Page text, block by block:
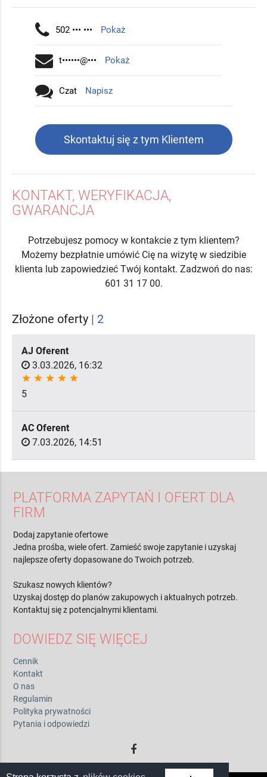
502 ••• ••• Pokaż
t••••••@••• Pokaż
Czat Napisz
Skontaktuj się z tym Klientem
KONTAKT, WERYFIKACJA,
GWARANCJA
Potrzebujesz pomocy w kontakcie z tym klientem?
Możemy bezpłatnie umówić Cię na wizytę w siedzibie
klienta lub zapowiedzieć Twój kontakt. Zadzwoń do nas:
601 31 17 00.
Złożone oferty | 2
AJ Oferent
3.03.2026, 16:32
star star star star star
5
AC Oferent
7.03.2026, 14:51
PLATFORMA ZAPYTAŃ I OFERT DLA
FIRM
Dodaj zapytanie ofertowe
Jedna prośba, wiele ofert. Zamieść swoje zapytanie i uzyskaj
najlepsze oferty dopasowane do Twoich potrzeb.
Szukasz nowych klientów?
Uzyskaj dostęp do planów zakupowych i aktualnych potrzeb.
Kontaktuj się z potencjalnymi klientami.
DOWIEDZ SIĘ WIĘCEJ
Cennik
Kontakt
O nas
Regulamin
Polityka prywatności
Pytania i odpowiedzi